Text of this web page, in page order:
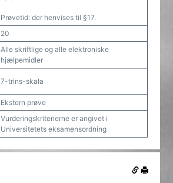
Prøvetid: der henvises til §17.
20
Alle skriftlige og alle elektroniske
hjælpemidler
7-trins-skala
Ekstern prøve
Vurderingskriterierne er angivet i
Universitetets eksamensordning